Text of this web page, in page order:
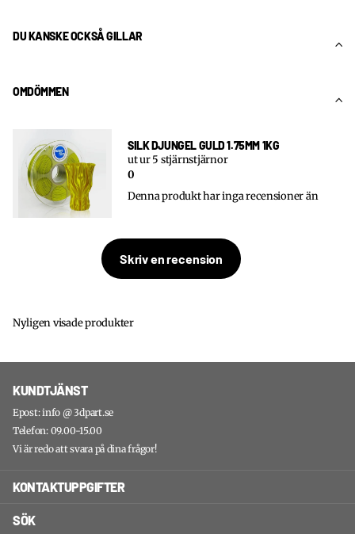
DU KANSKE OCKSÅ GILLAR
OMDÖMMEN
SILK DJUNGEL GULD 1.75MM 1KG
0
ut ur 5 stjärnstjärnor
Denna produkt har inga recensioner än
Skriv en recension
Nyligen visade produkter
KUNDTJÄNST
Epost: info @ 3dpart.se
Telefon: 09.00-15.00
Vi är redo att svara på dina frågor!
KONTAKTUPPGIFTER
SÖK